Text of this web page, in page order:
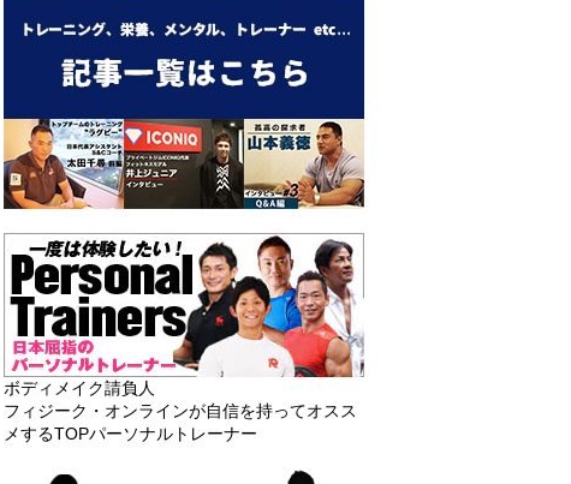
ボディメイク請負人
フィジーク・オンラインが自信を持ってオスス
メするTOPパーソナルトレーナー